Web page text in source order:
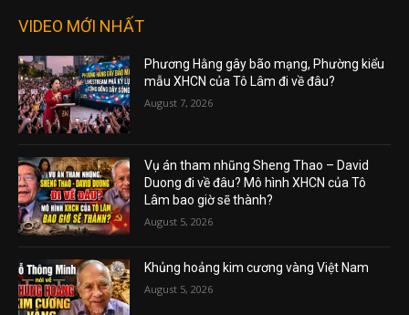
VIDEO MỚI NHẤT
Phương Hằng gây bão mạng, Phường kiểu
mẫu XHCN của Tô Lâm đi về đâu?
August 7, 2026
Vụ án tham nhũng Sheng Thao – David
Duong đi về đâu? Mô hình XHCN của Tô
Lâm bao giờ sẽ thành?
August 5, 2026
Khủng hoảng kim cương vàng Việt Nam
August 5, 2026